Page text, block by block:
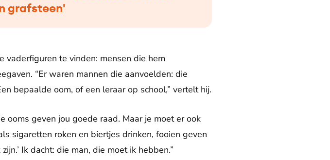
grafsteen'
vaderfiguren te vinden: mensen die hem
“Er waren mannen die aanvoelden: die
bepaalde oom, of een leraar op school,” vertelt hij.
ooms geven jou goede raad. Maar je moet er ook
sigaretten roken en biertjes drinken, fooien geven
Ik dacht: die man, die moet ik hebben.”